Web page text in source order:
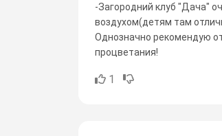
-Загородний клуб "Дача"
воздухом(детям там
Однозначно рекомендую
процветания!
1